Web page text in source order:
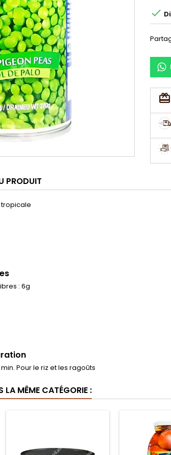

PRODUIT
tropicale
: 6g
Pour le riz et les ragoûts
LA MÊME CATÉGORIE :